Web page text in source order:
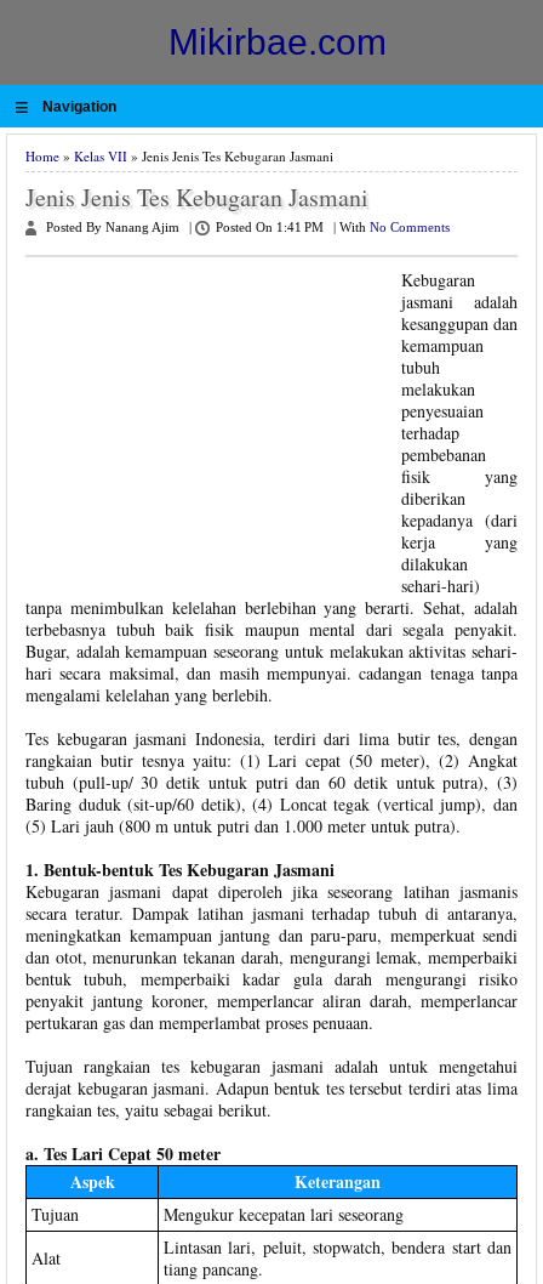
Mikirbae.com
≡ Navigation
Home » Kelas VII » Jenis Jenis Tes Kebugaran Jasmani
Jenis Jenis Tes Kebugaran Jasmani
Posted By Nanang Ajim Posted On 1:41 PM With No Comments
Kebugaran
jasmani adalah
kesanggupan dan
kemampuan
tubuh
melakukan
penyesuaian
terhadap
pembebanan
fisik yang
diberikan
kepadanya (dari
kerja yang
dilakukan
sehari-hari)
tanpa menimbulkan kelelahan berlebihan yang berarti. Sehat, adalah
terbebasnya tubuh baik fisik maupun mental dari segala penyakit.
Bugar, adalah kemampuan seseorang untuk melakukan aktivitas sehari-
hari secara maksimal, dan masih mempunyai. cadangan tenaga tanpa
mengalami kelelahan yang berlebih.
Tes kebugaran jasmani Indonesia, terdiri dari lima butir tes, dengan
rangkaian butir tesnya yaitu: (1) Lari cepat (50 meter), (2) Angkat
tubuh (pull-up/ 30 detik untuk putri dan 60 detik untuk putra), (3)
Baring duduk (sit-up/60 detik), (4) Loncat tegak (vertical jump), dan
(5) Lari jauh (800 m untuk putri dan 1.000 meter untuk putra).
1. Bentuk-bentuk Tes Kebugaran Jasmani
Kebugaran jasmani dapat diperoleh jika seseorang latihan jasmanis
secara teratur. Dampak latihan jasmani terhadap tubuh di antaranya,
meningkatkan kemampuan jantung dan paru-paru, memperkuat sendi
dan otot, menurunkan tekanan darah, mengurangi lemak, memperbaiki
bentuk tubuh, memperbaiki kadar gula darah mengurangi risiko
penyakit jantung koroner, memperlancar aliran darah, memperlancar
pertukaran gas dan memperlambat proses penuaan.
Tujuan rangkaian tes kebugaran jasmani adalah untuk mengetahui
derajat kebugaran jasmani. Adapun bentuk tes tersebut terdiri atas lima
rangkaian tes, yaitu sebagai berikut.
a. Tes Lari Cepat 50 meter
Aspek
Keterangan
Tujuan
Mengukur kecepatan lari seseorang
Alat
Lintasan lari, peluit, stopwatch, bendera start dan
tiang pancang.